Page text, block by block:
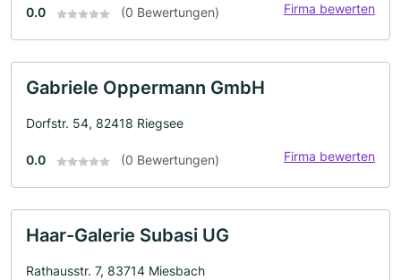
0.0 (0 Bewertungen) Firma bewerten
Gabriele Oppermann GmbH
Dorfstr. 54, 82418 Riegsee
0.0 (0 Bewertungen) Firma bewerten
Haar-Galerie Subasi UG
Rathausstr. 7, 83714 Miesbach